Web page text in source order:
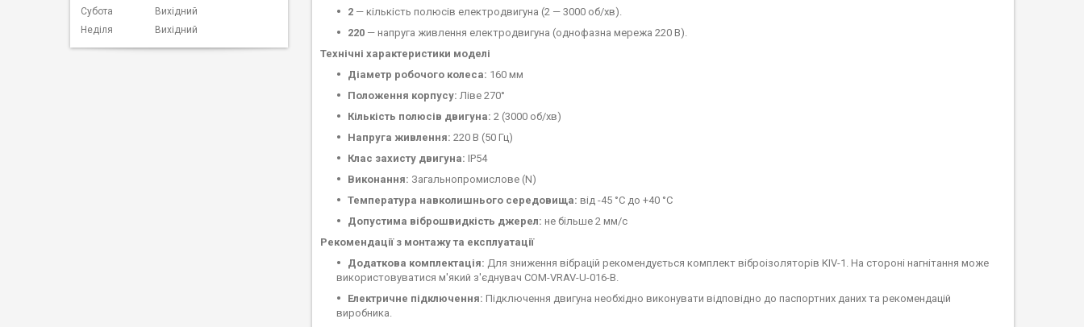
2 — кількість полюсів електродвигуна (2 — 3000 об/хв).
220 — напруга живлення електродвигуна (однофазна мережа 220 В).
Технічні характеристики моделі
Діаметр робочого колеса: 160 мм
Положення корпусу: Ліве 270°
Кількість полюсів двигуна: 2 (3000 об/хв)
Напруга живлення: 220 В (50 Гц)
Клас захисту двигуна: IP54
Виконання: Загальнопромислове (N)
Температура навколишнього середовища: від -45 °C до +40 °C
Допустима віброшвидкість джерел: не більше 2 мм/с
Рекомендації з монтажу та експлуатації
Додаткова комплектація: Для зниження вібрацій рекомендується комплект віброізоляторів KIV-1. На стороні нагнітання може
використовуватися м'який з'єднувач COM-VRAV-U-016-B.
Електричне підключення: Підключення двигуна необхідно виконувати відповідно до паспортних даних та рекомендацій
виробника.
Субота
Вихідний
Неділя
Вихідний